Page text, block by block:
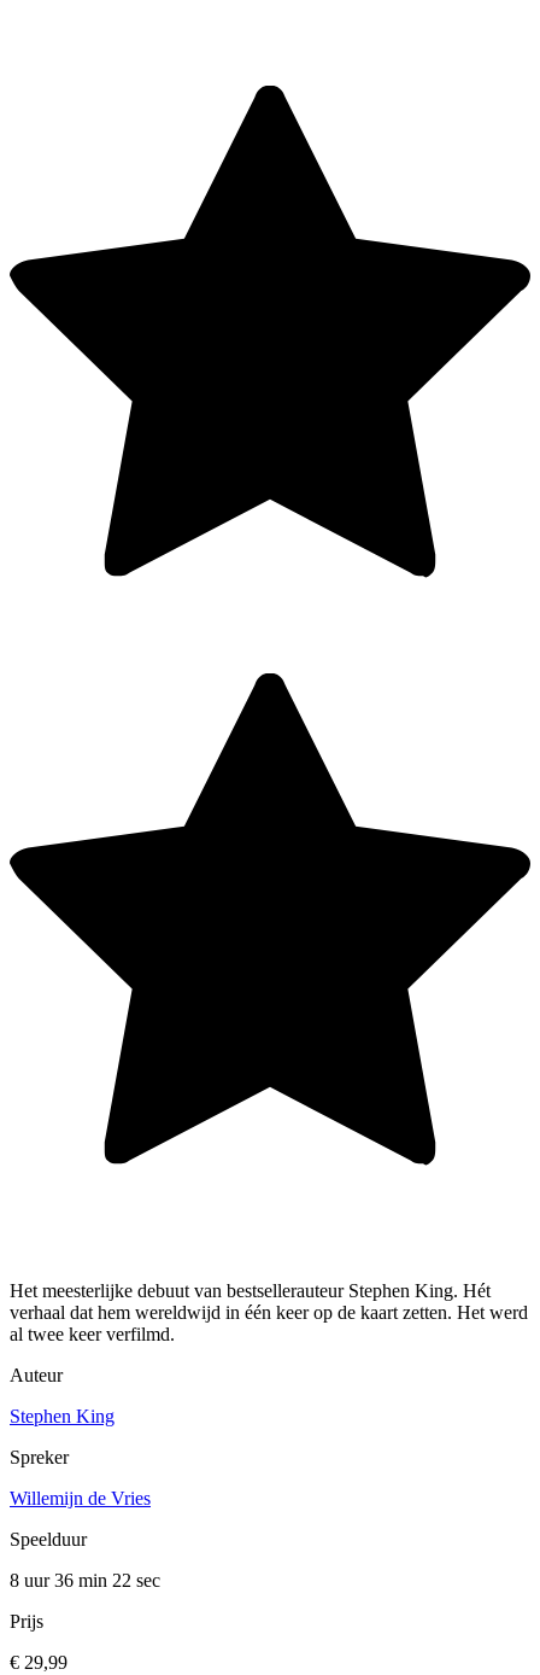
Het meesterlijke debuut van bestsellerauteur Stephen King. Hét
verhaal dat hem wereldwijd in één keer op de kaart zetten. Het werd
al twee keer verfilmd.
Auteur
Stephen King
Spreker
Willemijn de Vries
Speelduur
8 uur 36 min 22 sec
Prijs
€ 29,99